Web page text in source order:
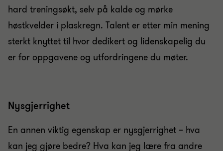
hard treningsøkt, selv på kalde og mørke
høstkvelder i plaskregn. Talent er etter min mening
sterkt knyttet til hvor dedikert og lidenskapelig du
er for oppgavene og utfordringene du møter.
Nysgjerrighet
En annen viktig egenskap er nysgjerrighet – hva
kan jeg gjøre bedre? Hva kan jeg lære fra andre